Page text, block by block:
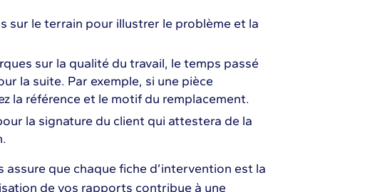
sur le terrain pour illustrer le problème et la
sur la qualité du travail, le temps passé
la suite. Par exemple, si une pièce
la référence et le motif du remplacement.
la signature du client qui attestera de la
que chaque fiche d’intervention est la
de vos rapports contribue à une